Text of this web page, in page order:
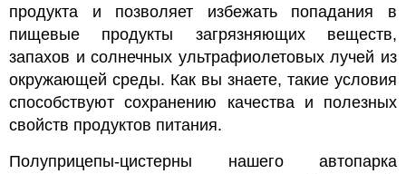
продукта и позволяет избежать попадания в
пищевые продукты загрязняющих веществ,
запахов и солнечных ультрафиолетовых лучей из
окружающей среды. Как вы знаете, такие условия
способствуют сохранению качества и полезных
свойств продуктов питания.
Полуприцепы-цистерны нашего автопарка